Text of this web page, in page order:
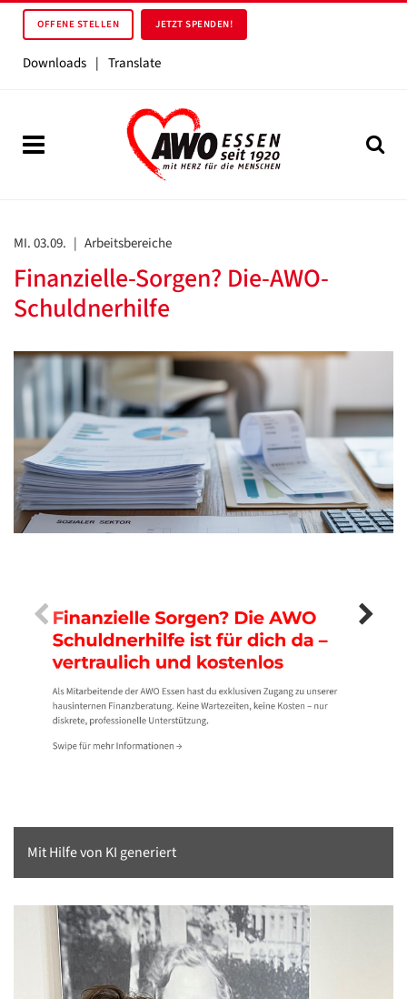
OFFENE STELLEN JETZT SPENDEN!
Downloads | Translate
MI. 03.09. | Arbeitsbereiche
Finanzielle-Sorgen? Die-AWO-
Schuldnerhilfe
Mit Hilfe von KI generiert